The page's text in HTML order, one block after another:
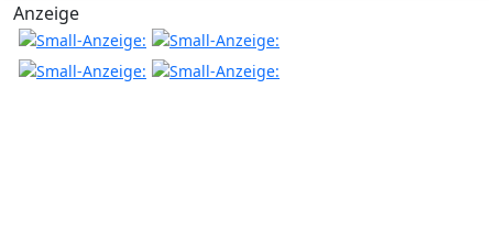
Anzeige